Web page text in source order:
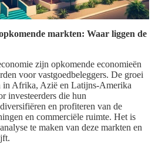
markten: Waar liggen de
zijn opkomende economieën
voor vastgoedbeleggers. De groei
Afrika, Azië en Latijns-Amerika
investeerders die hun
en profiteren van de
en commerciële ruimte. Het is
te maken van deze markten en